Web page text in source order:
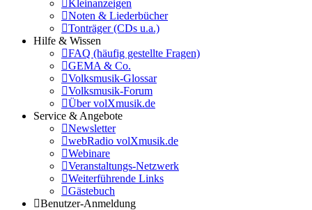
Kleinanzeigen
Noten & Liederbücher
Tonträger (CDs u.a.)
Hilfe & Wissen
FAQ (häufig gestellte Fragen)
GEMA & Co.
Volksmusik-Glossar
Volksmusik-Forum
Über volXmusik.de
Service & Angebote
Newsletter
webRadio volXmusik.de
Webinare
Veranstaltungs-Netzwerk
Weiterführende Links
Gästebuch
Benutzer-Anmeldung